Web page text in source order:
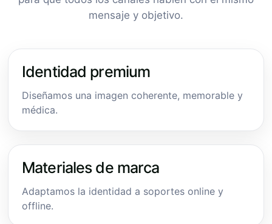
mensaje y objetivo.
Identidad premium
Diseñamos una imagen coherente, memorable y
médica.
Materiales de marca
Adaptamos la identidad a soportes online y
offline.